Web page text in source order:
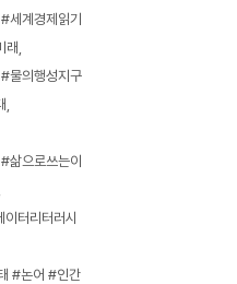
세계경제읽기
래
물의행성지구
삶으로쓰는이
터리터러시
#논어 #인간